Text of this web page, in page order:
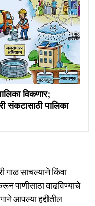
विकणार;
संकटासाठी पालिका
गाळ साचल्याने किंवा
पाणीसाठा वाढविण्याचे
आपल्या हद्दीतील